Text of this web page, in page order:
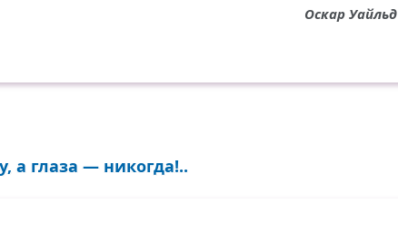
Оскар Уайльд
а глаза — никогда!..